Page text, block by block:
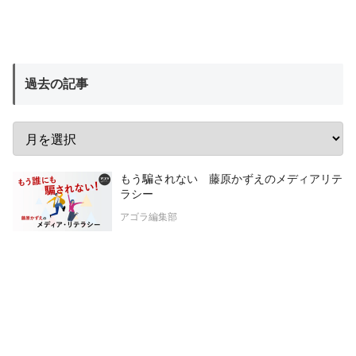
過去の記事
もう騙されない 藤原かずえのメディアリテ
ラシー
アゴラ編集部